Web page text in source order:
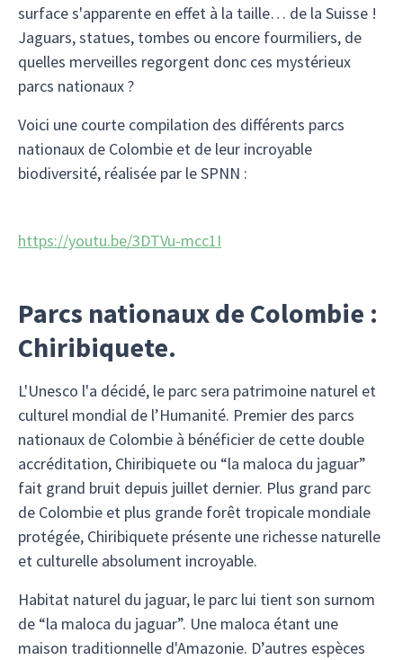
surface s'apparente en effet à la taille… de la Suisse !
Jaguars, statues, tombes ou encore fourmiliers, de
quelles merveilles regorgent donc ces mystérieux
parcs nationaux ?
Voici une courte compilation des différents parcs
nationaux de Colombie et de leur incroyable
biodiversité, réalisée par le SPNN :
https://youtu.be/3DTVu-mcc1I
Parcs nationaux de Colombie :
Chiribiquete.
L'Unesco l'a décidé, le parc sera patrimoine naturel et
culturel mondial de l’Humanité. Premier des parcs
nationaux de Colombie à bénéficier de cette double
accréditation, Chiribiquete ou “la maloca du jaguar”
fait grand bruit depuis juillet dernier. Plus grand parc
de Colombie et plus grande forêt tropicale mondiale
protégée, Chiribiquete présente une richesse naturelle
et culturelle absolument incroyable.
Habitat naturel du jaguar, le parc lui tient son surnom
de “la maloca du jaguar”. Une maloca étant une
maison traditionnelle d'Amazonie. D’autres espèces